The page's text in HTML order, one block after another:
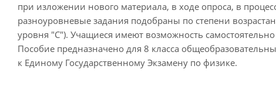
при изложении нового материала, в ходе опроса, в
разноуровневые задания подобраны по степени
уровня "С"). Учащиеся имеют возможность
Пособие предназначено для 8 класса
к Единому Государственному Экзамену по физике.